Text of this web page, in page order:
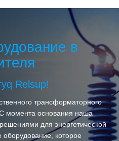
в
Relsup!
трансформаторного
момента основания наша
для энергетической
которое